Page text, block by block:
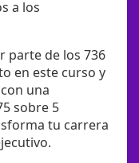
a los
parte de los 736
en este curso y
una
sobre 5
tu carrera